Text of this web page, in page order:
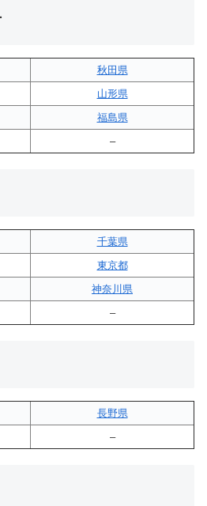
秋田県
山形県
福島県
–
千葉県
東京都
神奈川県
–
長野県
–